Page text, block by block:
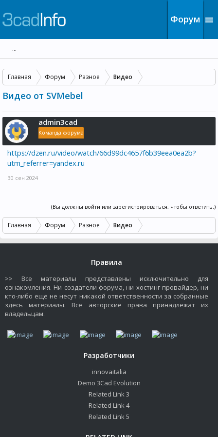
Главная Форум Разное Видео
Видео от SVMebel
admin3cad
Команда форума
https://dzen.ru/video/watch/66d99dc4657f6b39eea0ea2b?
utm_referrer=yandex.ru
30 сен 2024
(Вы должны войти или зарегистрироваться, чтобы ответить.)
Главная Форум Разное Видео
Форум
...
Правила
>> Все материалы представлены исключительно для
ознакомления. Ни создатели форума, ни хостинг-провайдер, ни
кто-либо еще не несут никакой ответственности за собранные
здесь материалы. Все авторские права принадлежат их
владельцам.
Разработчики
innovaitalia
Demo 3Cad Evolution
Related Link 3
Related Link 4
Related Link 5